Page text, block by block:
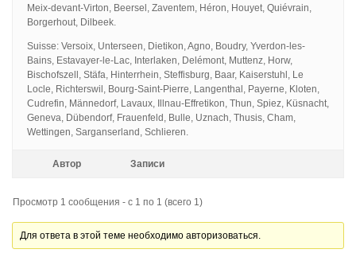
Meix-devant-Virton, Beersel, Zaventem, Héron, Houyet, Quiévrain,
Borgerhout, Dilbeek.
Suisse: Versoix, Unterseen, Dietikon, Agno, Boudry, Yverdon-les-
Bains, Estavayer-le-Lac, Interlaken, Delémont, Muttenz, Horw,
Bischofszell, Stäfa, Hinterrhein, Steffisburg, Baar, Kaiserstuhl, Le
Locle, Richterswil, Bourg-Saint-Pierre, Langenthal, Payerne, Kloten,
Cudrefin, Männedorf, Lavaux, Illnau-Effretikon, Thun, Spiez, Küsnacht,
Geneva, Dübendorf, Frauenfeld, Bulle, Uznach, Thusis, Cham,
Wettingen, Sarganserland, Schlieren.
Автор Записи
Просмотр 1 сообщения - с 1 по 1 (всего 1)
Для ответа в этой теме необходимо авторизоваться.